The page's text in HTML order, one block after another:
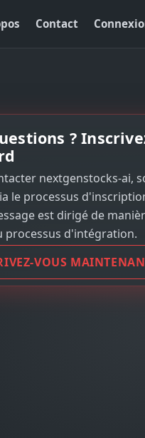
Contact
?
nextgenstocks-ai,
le processus
est dirigé de
processus d'intégration.
VOUS